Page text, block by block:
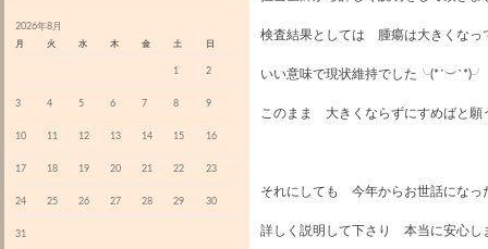
検査結果としては 腫瘍は大きくなっ
いい意味で現状維持でした╰(*´︶`*)╯
このまま 大きくならずにすめばと願
それにしても 今年からお世話になっ
詳しく説明して下さり 本当に安心し
2026年8月
月 火 水 木 金 土 日
1 2
3 4 5 6 7 8 9
10 11 12 13 14 15 16
17 18 19 20 21 22 23
24 25 26 27 28 29 30
31